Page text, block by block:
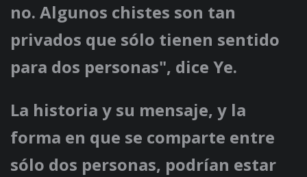
no. Algunos chistes son tan
privados que sólo tienen sentido
para dos personas", dice Ye.
La historia y su mensaje, y la
forma en que se comparte entre
sólo dos personas, podrían estar